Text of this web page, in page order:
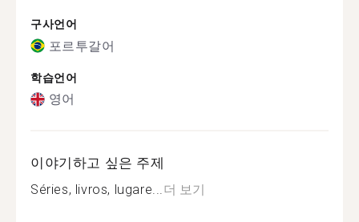
구사언어
포르투갈어
학습언어
영어
이야기하고 싶은 주제
Séries, livros, lugare...더 보기